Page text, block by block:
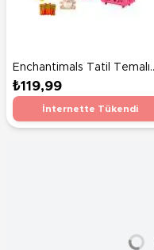
Enchantimals Tatil Temalı
Oyun Setleri Tavşancık
Fluffy GJX33
₺119,99
İnternette Tükendi